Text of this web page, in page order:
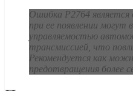
Ошибка P2764 является
при ее появлении могут
управляемостью
трансмиссией, что
Рекомендуется как
предотвращения более